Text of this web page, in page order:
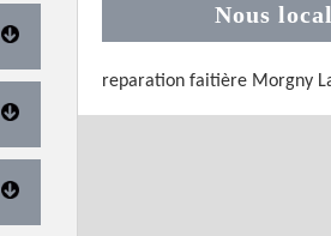
Nous
reparation faitière Morgny